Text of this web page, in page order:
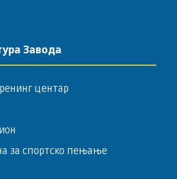
Завода
центар
за спортско пењање